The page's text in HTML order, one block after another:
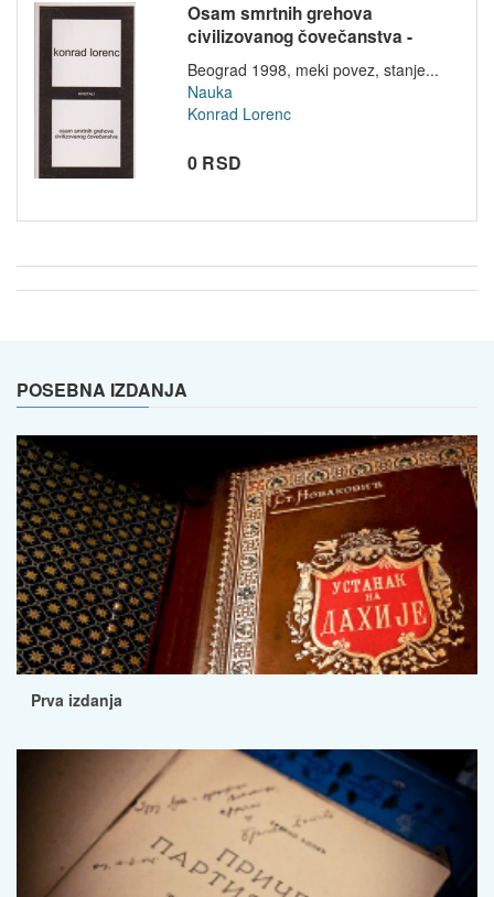
Osam smrtnih grehova
civilizovanog čovečanstva -
Konrad Lore...
Beograd 1998, meki povez, stanje...
Nauka
Konrad Lorenc
0 RSD
POSEBNA IZDANJA
Prva izdanja